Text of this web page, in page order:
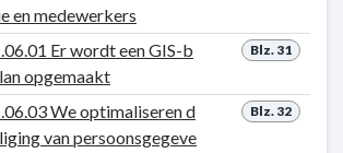
en medewerkers
Blz. 31
Er wordt een GIS-b
opgemaakt
Blz. 32
We optimaliseren d
van persoonsgegeve